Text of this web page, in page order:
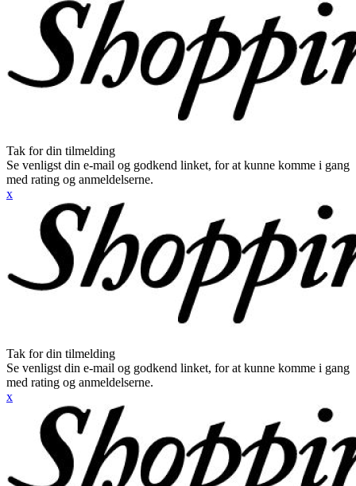
Tak for din tilmelding
Se venligst din e-mail og godkend linket, for at kunne komme i gang
med rating og anmeldelserne.
x
Tak for din tilmelding
Se venligst din e-mail og godkend linket, for at kunne komme i gang
med rating og anmeldelserne.
x